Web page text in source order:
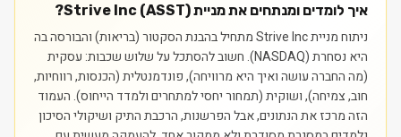
איך לומדים ומנתחים את מניית Strive Inc (ASST)?
ניתוח מניית Strive Inc מתחיל בהבנת הסקטור (בריאות) והבורסה בה
היא נסחרת (NASDAQ). חשוב להסתכל על שלוש שכבות: עסקית
(מה החברה עושה ואיך היא מרוויחה), פונדמנטלית (הכנסות, רווחיות,
חוב, צמיחה), ושוקית (תמחור יחסי למתחרים ולמדד הייחוס). העמוד
הזה מרכז את הנתונים, אבל הפרשנות, הרכבת התיק ושיקולי הסיכון